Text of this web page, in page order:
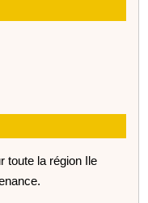
toute la région Ile